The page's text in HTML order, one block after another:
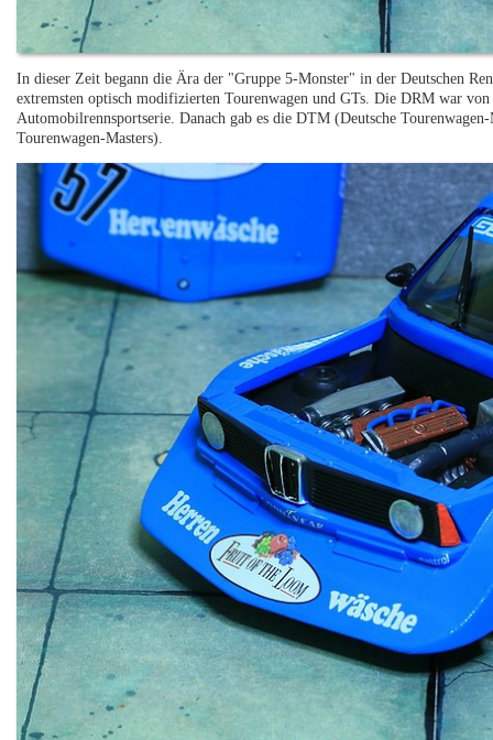
In dieser Zeit begann die Ära der "Gruppe 5-Monster" in der Deutschen
extremsten optisch modifizierten Tourenwagen und GTs. Die DRM war
Automobilrennsportserie. Danach gab es die DTM (Deutsche
Tourenwagen-Masters).